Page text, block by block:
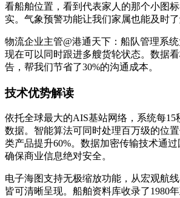
看船舶位置，看到代表家人的那个小图
实。气象预警功能让我们家属也能及时了
物流企业主管@港通天下：船队管理系统
现在可以同时跟进多艘货轮状态。数据
告，帮我们节省了30%的沟通成本。
技术优势解读
依托全球最大的AIS基站网络，系统每15
数据。智能算法可同时处理百万级的位
类产品提升60%。数据加密传输技术通过
确保商业信息绝对安全。
电子海图支持无极缩放功能，从宏观航
皆可清晰呈现。船舶资料库收录了1980